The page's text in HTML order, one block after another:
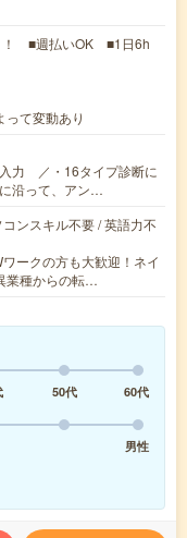
！ ■週払いOK ■1日6h
て変動あり
力 ／・16タイプ診断に
沿って、アン…
ンスキル不要 / 英語力不
ークの方も大歓迎！ネイ
業種からの転…
50代
60代
男性